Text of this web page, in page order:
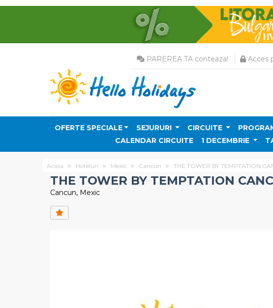
PAREREA TA conteaza! Acces
OFERTE SPECIALE SEJURURI CIRCUITE
CALENDAR CIRCUITE
1 DECEMBRIE
Acasa Hoteluri Mexic Cancun THE TOWER BY TEMPTATION
THE TOWER BY TEMPTATION
Cancun, Mexic